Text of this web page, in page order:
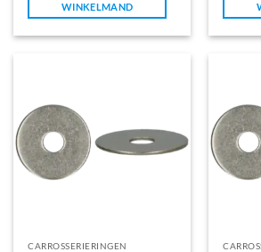
WINKELMAND
CARROSSERIERINGEN